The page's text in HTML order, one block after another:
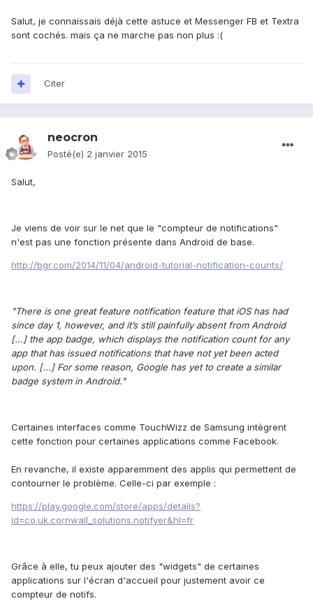
Salut, je connaissais déjà cette astuce et Messenger FB et Textra
sont cochés. mais ça ne marche pas non plus :(
Citer
neocron
Posté(e) 2 janvier 2015
Salut,
Je viens de voir sur le net que le "compteur de notifications"
n'est pas une fonction présente dans Android de base.
http://bgr.com/2014/11/04/android-tutorial-notification-counts/
"There is one great feature notification feature that iOS has had
since day 1, however, and it’s still painfully absent from Android
[...] the app badge, which displays the notification count for any
app that has issued notifications that have not yet been acted
upon. [...] For some reason, Google has yet to create a similar
badge system in Android."
Certaines interfaces comme TouchWizz de Samsung intègrent
cette fonction pour certaines applications comme Facebook.
En revanche, il existe apparemment des applis qui permettent de
contourner le problème. Celle-ci par exemple :
https://play.google.com/store/apps/details?
id=co.uk.cornwall_solutions.notifyer&hl=fr
Grâce à elle, tu peux ajouter des "widgets" de certaines
applications sur l'écran d'accueil pour justement avoir ce
compteur de notifs.